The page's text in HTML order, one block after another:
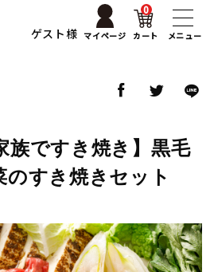
ゲスト様 マイページ カート
0
メニュー
族ですき焼き】黒毛
のすき焼きセット